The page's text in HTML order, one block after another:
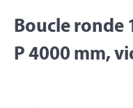
Boucle ronde
P 4000 mm,